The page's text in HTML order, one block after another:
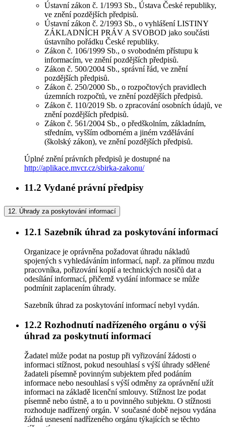
Ústavní zákon č. 1/1993 Sb., Ústava České republiky,
ve znění pozdějších předpisů.
Ústavní zákon č. 2/1993 Sb., o vyhlášení LISTINY
ZÁKLADNÍCH PRÁV A SVOBOD jako součásti
ústavního pořádku České republiky.
Zákon č. 106/1999 Sb., o svobodném přístupu k
informacím, ve znění pozdějších předpisů.
Zákon č. 500/2004 Sb., správní řád, ve znění
pozdějších předpisů.
Zákon č. 250/2000 Sb., o rozpočtových pravidlech
územních rozpočtů, ve znění pozdějších předpisů.
Zákon č. 110/2019 Sb. o zpracování osobních údajů, ve
znění pozdějších předpisů.
Zákon č. 561/2004 Sb., o předškolním, základním,
středním, vyšším odborném a jiném vzdělávání
(školský zákon), ve znění pozdějších předpisů.
Úplné znění právních předpisů je dostupné na
http://aplikace.mvcr.cz/sbirka-zakonu/
11.2 Vydané právní předpisy
12. Úhrady za poskytování informací
12.1 Sazebník úhrad za poskytování informací
Organizace je oprávněna požadovat úhradu nákladů
spojených s vyhledáváním informací, např. za přímou mzdu
pracovníka, pořizování kopií a technických nosičů dat a
odesílání informací, přičemž vydání informace se může
podmínit zaplacením úhrady.
Sazebník úhrad za poskytování informací nebyl vydán.
12.2 Rozhodnutí nadřízeného orgánu o výši
úhrad za poskytnutí informací
Žadatel může podat na postup při vyřizování žádosti o
informaci stížnost, pokud nesouhlasí s výší úhrady sdělené
žadateli písemně povinným subjektem před podáním
informace nebo nesouhlasí s výší odměny za oprávnění užít
informaci na základě licenční smlouvy. Stížnost lze podat
písemně nebo ústně, a to u povinného subjektu. O stížnosti
rozhoduje nadřízený orgán. V současné době nejsou vydána
žádná usnesení nadřízeného orgánu týkajících se těchto